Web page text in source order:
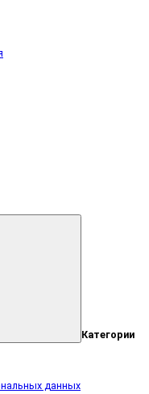
Категории
данных